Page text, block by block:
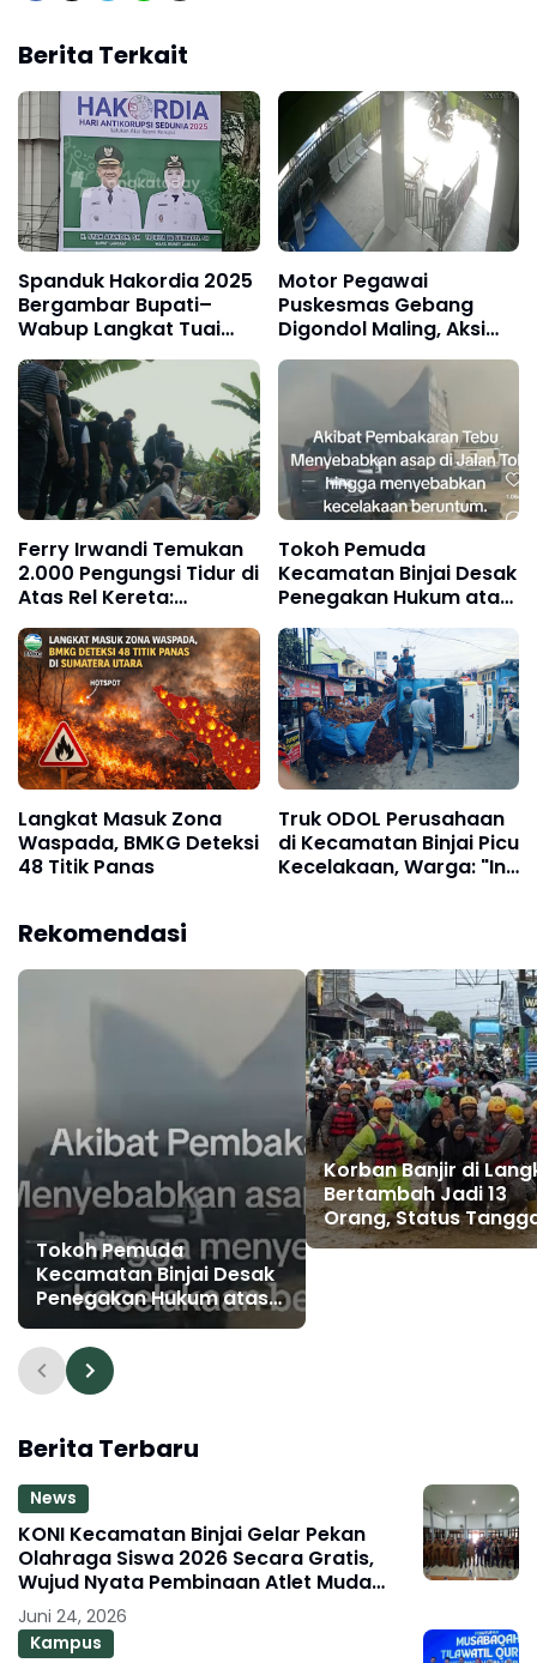
Berita Terkait
Spanduk Hakordia 2025
Bergambar Bupati–
Wabup Langkat Tuai
Sorotan Warga
Motor Pegawai
Puskesmas Gebang
Digondol Maling, Aksi
Pelaku Terekam CCTV
Ferry Irwandi Temukan
2.000 Pengungsi Tidur di
Atas Rel Kereta:
“Jangankan Makan,
Tempat Tidur Pun Tak
Ada”
Tokoh Pemuda
Kecamatan Binjai Desak
Penegakan Hukum atas
Pembakaran Tebu PTPN
II Kwala Madu yang Picu
Kecelakaan Beruntun di
Jalan Tol
Langkat Masuk Zona
Waspada, BMKG Deteksi
48 Titik Panas
Truk ODOL Perusahaan
di Kecamatan Binjai Picu
Kecelakaan, Warga: "Ini
Rekomendasi
Tokoh Pemuda
Kecamatan Binjai Desak
Penegakan Hukum atas
Pembakaran Tebu PTPN II
Kwala Madu yang Picu
Kecelakaan Beruntun di
Jalan Tol
Korban Banjir di
Bertambah Jadi 13
Orang, Status
Darurat
Berita Terbaru
News
KONI Kecamatan Binjai Gelar Pekan
Olahraga Siswa 2026 Secara Gratis,
Wujud Nyata Pembinaan Atlet Muda
Berprestasi
Juni 24, 2026
Kampus